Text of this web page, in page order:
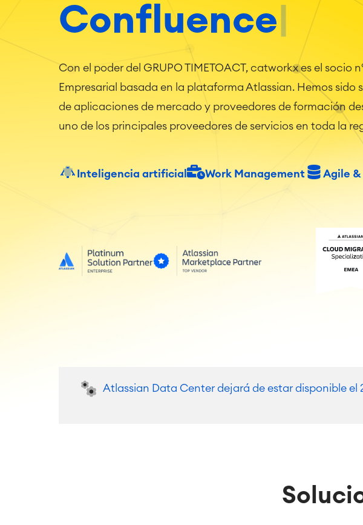
|
Con el poder del GRUPO TIMETOACT, catworkx es el socio
Empresarial basada en la plataforma Atlassian. Hemos sido
de aplicaciones de mercado y proveedores de formación
uno de los principales proveedores de servicios en toda la
Inteligencia artificial Work Management Agile &
Atlassian Data Center dejará de estar disponible el